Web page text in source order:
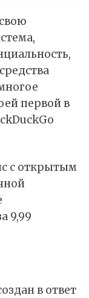
первой в
с открытым
9,99
в ответ